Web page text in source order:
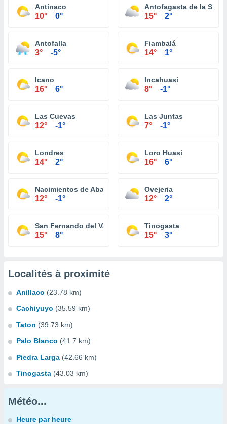
Antinaco
10° 0°
Antofagasta de la Sierra
15° 2°
Antofalla
3° -5°
Fiambalá
14° 1°
Icano
16° 6°
Incahuasi
8° -1°
Las Cuevas
12° -1°
Las Juntas
7° -1°
Londres
14° 2°
Loro Huasi
16° 6°
Nacimientos de Abajo
12° -1°
Ovejeria
12° 2°
San Fernando del Valle de Catamarca
15° 8°
Tinogasta
15° 3°
Localités à proximité
Anillaco (23.78 km)
Cachiyuyo (35.59 km)
Taton (39.73 km)
Palo Blanco (41.7 km)
Piedra Larga (42.66 km)
Tinogasta (43.03 km)
Météo...
Heure par heure